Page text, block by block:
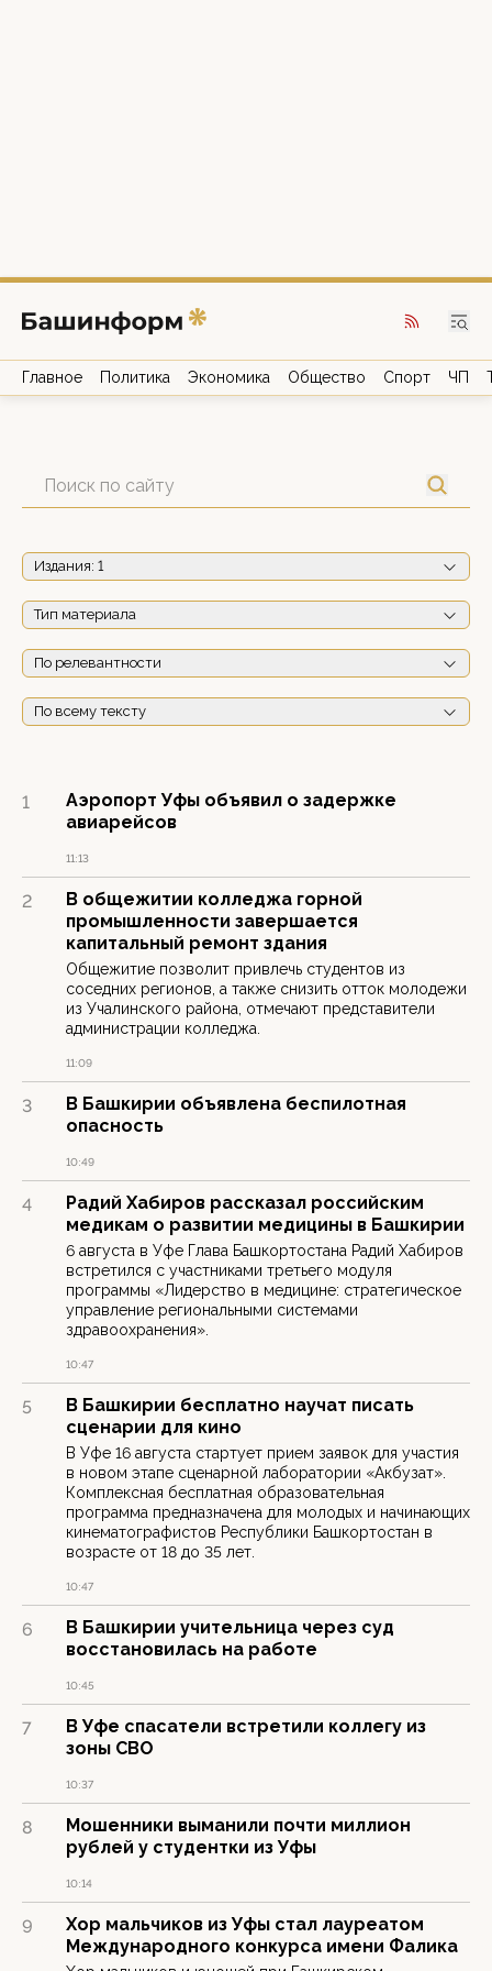
Главное Политика Экономика Общество Спорт ЧП
Издания: 1
Тип материала
По релевантности
По всему тексту
1
Аэропорт Уфы объявил о задержке
авиарейсов
11:13
2
В общежитии колледжа горной
промышленности завершается
капитальный ремонт здания
Общежитие позволит привлечь студентов из
соседних регионов, а также снизить отток молодежи
из Учалинского района, отмечают представители
администрации колледжа.
11:09
3
В Башкирии объявлена беспилотная
опасность
10:49
4
Радий Хабиров рассказал российским
медикам о развитии медицины в Башкирии
6 августа в Уфе Глава Башкортостана Радий Хабиров
встретился с участниками третьего модуля
программы «Лидерство в медицине: стратегическое
управление региональными системами
здравоохранения».
10:47
5
В Башкирии бесплатно научат писать
сценарии для кино
В Уфе 16 августа стартует прием заявок для участия
в новом этапе сценарной лаборатории «Акбузат».
Комплексная бесплатная образовательная
программа предназначена для молодых и начинающих
кинематографистов Республики Башкортостан в
возрасте от 18 до 35 лет.
10:47
6
В Башкирии учительница через суд
восстановилась на работе
10:45
7
В Уфе спасатели встретили коллегу из
зоны СВО
10:37
8
Мошенники выманили почти миллион
рублей у студентки из Уфы
10:14
9
Хор мальчиков из Уфы стал лауреатом
Международного конкурса имени Фалика